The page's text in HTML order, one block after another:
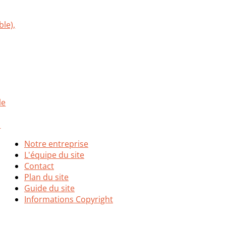
Notre entreprise
L'équipe du site
Contact
Plan du site
Guide du site
Informations Copyright